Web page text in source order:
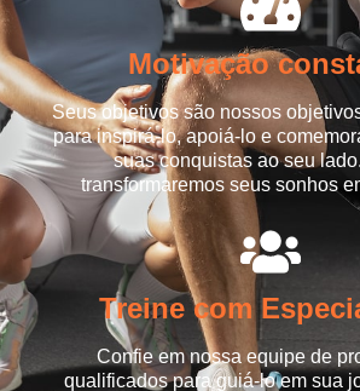
Motivação
Seus objetivos são nossos
para inspirá-lo, apoiá-lo e
suas conquistas ao seu
transformaremos seus sonhos
Treine com
Confie em nossa equipe de
qualificados para guiá-lo em sua